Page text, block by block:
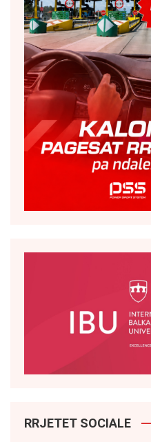
RRJETET SOCIALE